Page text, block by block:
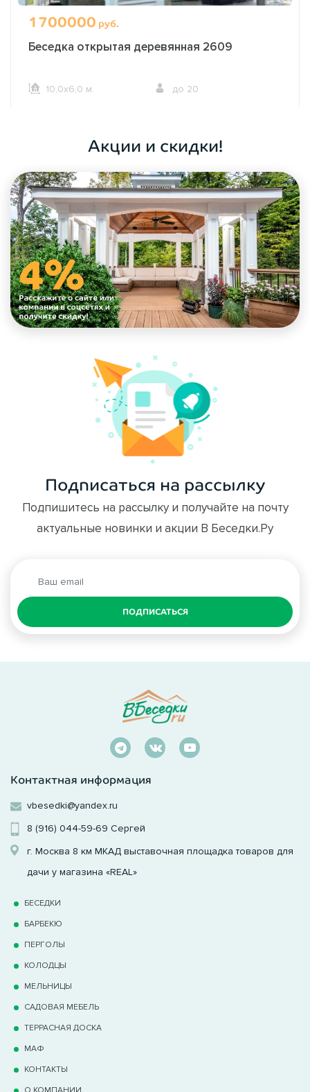
1700000 руб.
Беседка открытая деревянная 2609
10,0х6,0 м. до 20
Акции и скидки!
Подписаться на рассылку
Подпишитесь на рассылку и получайте на почту
актуальные новинки и акции В Беседки.Ру
ПОДПИСАТЬСЯ
Контактная информация
vbesedki@yandex.ru
8 (916) 044-59-69 Сергей
г. Москва 8 км МКАД выставочная площадка товаров для
дачи у магазина «REAL»
БЕСЕДКИ
БАРБЕКЮ
ПЕРГОЛЫ
КОЛОДЦЫ
МЕЛЬНИЦЫ
САДОВАЯ МЕБЕЛЬ
ТЕРРАCНАЯ ДОСКА
МАФ
КОНТАКТЫ
О КОМПАНИИ